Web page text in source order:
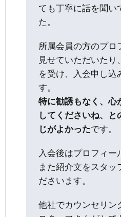
ても丁寧に話を聞い
た。
所属会員の方のプロ
見せていただいたり
を受け、入会申し込
す。
特に勧誘もなく、心
してくださいね、と
じがよかったです。
入会後はプロフィー
また紹介文をスタッ
ださいます。
他社でカウンセリン